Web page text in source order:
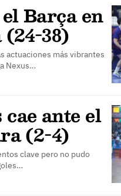
Barça en
38)
actuaciones más vibrantes
Nexus…
ante el
(2-4)
clave pero no pudo